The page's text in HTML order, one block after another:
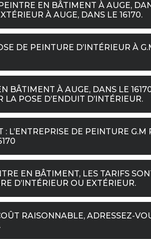
EN BÂTIMENT À AUGE,
À AUGE, DANS LE 16170.
DE PEINTURE D’INTÉRIEUR À
BÂTIMENT À AUGE, DANS LE
POSE D’ENDUIT D’INTÉRIEUR.
L’ENTREPRISE DE PEINTURE G.M
EN BÂTIMENT, LES TARIFS
D’INTÉRIEUR OU EXTÉRIEUR.
RAISONNABLE, ADRESSEZ-